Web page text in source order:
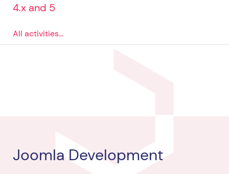
4.x and 5
All activities...
Joomla Development